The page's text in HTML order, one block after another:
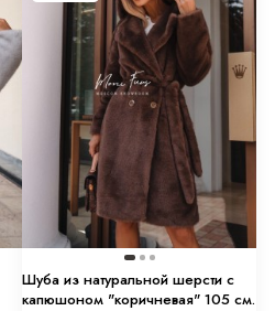
Шуба из натуральной шерсти с
капюшоном "коричневая" 105 см.